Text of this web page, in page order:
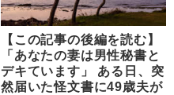
【この記事の後編を読む】
「あなたの妻は男性秘書と
デキています」 ある日、突
然届いた怪文書に49歳夫が